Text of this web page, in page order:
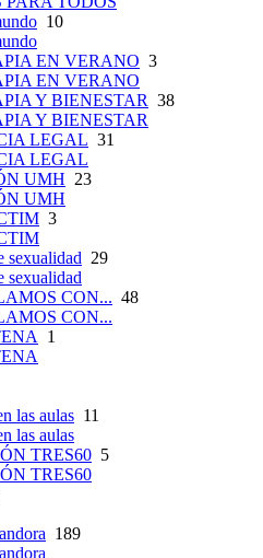
10
EN VERANO 3
EN VERANO
Y BIENESTAR 38
Y BIENESTAR
LEGAL 31
LEGAL
UMH 23
UMH
3
sexualidad 29
sexualidad
CON... 48
CON...
1
las aulas 11
las aulas
TRES60 5
TRES60
189